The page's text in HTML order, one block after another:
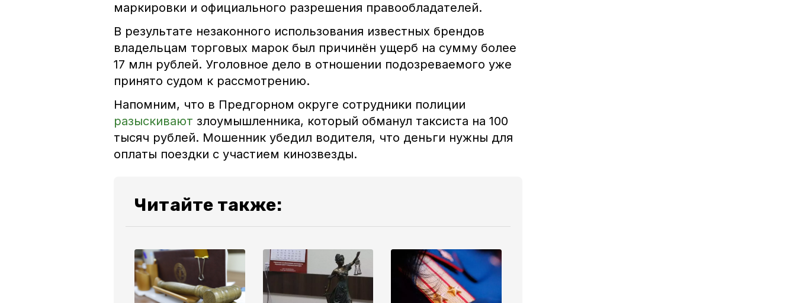
маркировки и официального разрешения правообладателей.
В результате незаконного использования известных брендов
владельцам торговых марок был причинён ущерб на сумму более
17 млн рублей. Уголовное дело в отношении подозреваемого уже
принято судом к рассмотрению.
Напомним, что в Предгорном округе сотрудники полиции
разыскивают злоумышленника, который обманул таксиста на 100
тысяч рублей. Мошенник убедил водителя, что деньги нужны для
оплаты поездки с участием кинозвезды.
Читайте также: